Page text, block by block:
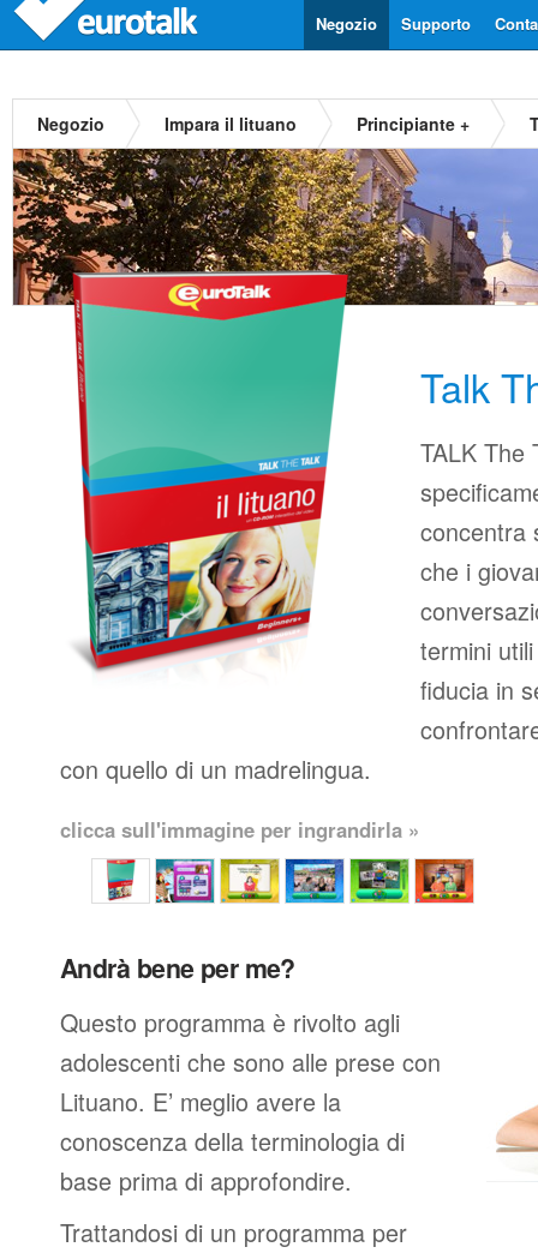
Supporto
Negozio
Negozio Impara il lituano Principiante +
Talk
TALK The
concentra
che i
termini
fiducia in
con quello di un madrelingua.
clicca sull'immagine per ingrandirla »
Andrà bene per me?
Questo programma è rivolto agli
adolescenti che sono alle prese con
Lituano. E’ meglio avere la
conoscenza della terminologia di
base prima di approfondire.
Trattandosi di un programma per